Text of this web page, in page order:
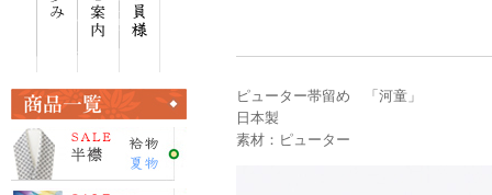
ピューター帯留め 「河童」
日本製
素材：ピューター